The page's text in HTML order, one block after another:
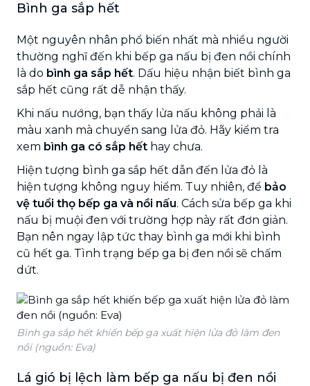
Bình ga sắp hết
Một nguyên nhân phổ biến nhất mà nhiều người
thường nghĩ đến khi bếp ga nấu bị đen nồi chính
là do bình ga sắp hết. Dấu hiệu nhận biết bình ga
sắp hết cũng rất dễ nhận thấy.
Khi nấu nướng, bạn thấy lửa nấu không phải là
màu xanh mà chuyển sang lửa đỏ. Hãy kiểm tra
xem bình ga có sắp hết hay chưa.
Hiện tượng bình ga sắp hết dẫn đến lửa đỏ là
hiện tượng không nguy hiểm. Tuy nhiên, để bảo
vệ tuổi thọ bếp ga và nồi nấu. Cách sửa bếp ga khi
nấu bị muội đen với trường hợp này rất đơn giản.
Bạn nên ngay lập tức thay bình ga mới khi bình
cũ hết ga. Tình trạng bếp ga bị đen nồi sẽ chấm
dứt.
Bình ga sắp hết khiến bếp ga xuất hiện lửa đỏ làm đen
nồi (nguồn: Eva)
Lá gió bị lệch làm bếp ga nấu bị đen nồi